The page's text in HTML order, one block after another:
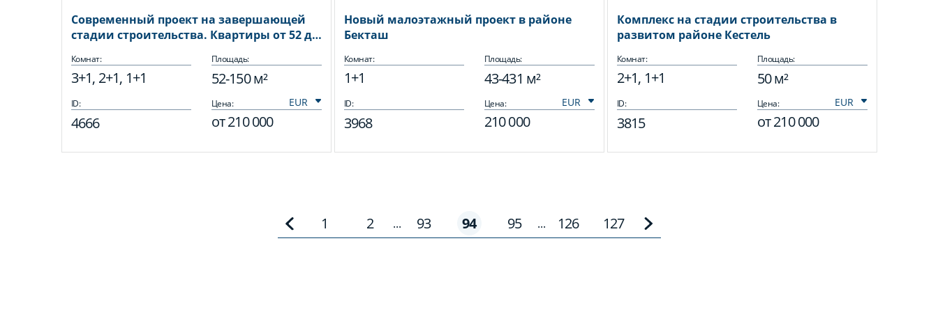
Современный проект на завершающей
стадии строительства. Квартиры от 52 до
Комнат:
3+1, 2+1, 1+1
Площадь:
52-150 м²
ID:
4666
Цена:
от210 000
Новый малоэтажный проект в районе
Бекташ
Комнат:
1+1
Площадь:
43-431 м²
ID:
3968
Цена:
210 000
Комплекс на стадии строительства в
развитом районе Кестель
Комнат:
2+1, 1+1
Площадь:
50 м²
ID:
3815
Цена:
от210 000
1 2 ... 93 94 95 ... 126 127